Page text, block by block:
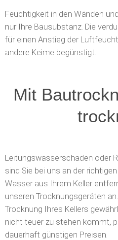
Feuchtigkeit in den Wänden
nur Ihre Bausubstanz. Die
für einen Anstieg der
andere Keime begünstigt.
Mit
Leitungswasserschaden oder
sind Sie bei uns an der
Wasser aus Ihrem Keller
unseren Trocknungsgeräten an.
Trocknung Ihres Kellers
nicht teuer zu stehen kommt,
dauerhaft günstigen Preisen.